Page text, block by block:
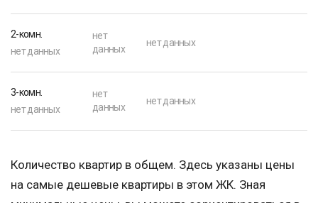
2-комн.
нет данных
нет
данных
нет данных
3-комн.
нет данных
нет
данных
нет данных
Количество квартир в общем. Здесь указаны цены
на самые дешевые квартиры в этом ЖК. Зная